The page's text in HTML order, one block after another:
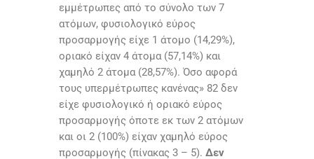
εμμέτρωπες από το σύνολο των 7
ατόμων, φυσιολογικό εύρος
προσαρμογής είχε 1 άτομο (14,29%),
οριακό είχαν 4 άτομα (57,14%) και
χαμηλό 2 άτομα (28,57%). Όσο αφορά
τους υπερμέτρωπες κανένας» 82 δεν
είχε φυσιολογικό ή οριακό εύρος
προσαρμογής όποτε εκ των 2 ατόμων
και οι 2 (100%) είχαν χαμηλό εύρος
προσαρμογής (πίνακας 3 – 5). Δεν